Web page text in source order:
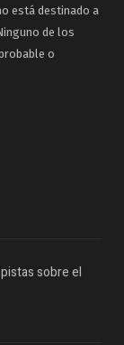
está destinado a
de los
o
sobre el